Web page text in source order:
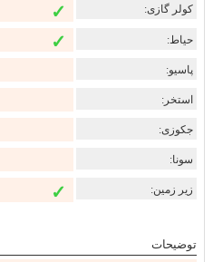
کولر گازی: ✓
حیاط: ✓
پاسیو:
استخر:
جکوزی:
سونا:
زیر زمین: ✓
توضیحات